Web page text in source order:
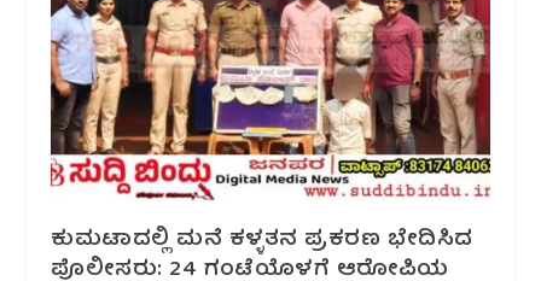
ಕುಮಟಾದಲ್ಲಿ ಮನೆ ಕಳ್ಳತನ ಪ್ರಕರಣ ಭೇದಿಸಿದ
ಪೊಲೀಸರು: 24 ಗಂಟೆಯೊಳಗೆ ಆರೋಪಿಯ